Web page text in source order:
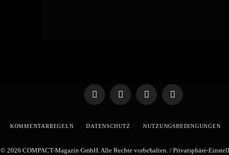
TelegramWhatsApp
X
YouTube
KOMMENTARREGELN DATENSCHUTZ NUTZUNGSBEDINGUNGEN
© 2026 COMPACT-Magazin GmbH. Alle Rechte vorbehalten. / Privatsphäre-